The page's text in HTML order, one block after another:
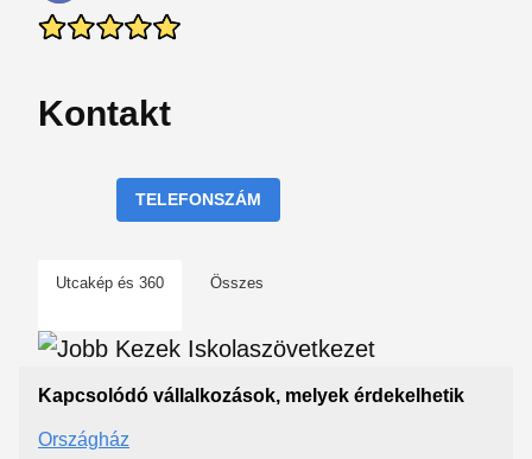
Kontakt
TELEFONSZÁM
Utcakép és 360 Összes
Kapcsolódó vállalkozások, melyek érdekelhetik
Országház